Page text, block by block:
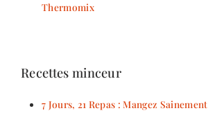
Thermomix
Recettes minceur
7 Jours, 21 Repas : Mangez